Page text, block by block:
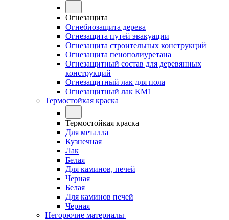
Огнезащита
Огнебиозащита дерева
Огнезащита путей эвакуации
Огнезащита строительных конструкций
Огнезащита пенополиуретана
Огнезащитный состав для деревянных
конструкций
Огнезащитный лак для пола
Огнезащитный лак КМ1
Термостойкая краска
Термостойкая краска
Для металла
Кузнечная
Лак
Белая
Для каминов, печей
Черная
Белая
Для каминов печей
Черная
Негорючие материалы